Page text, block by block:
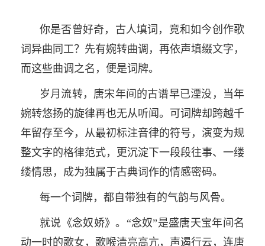
你是否曾好奇，古人填词，竟和如今创作歌
词异曲同工？先有婉转曲调，再依声填缀文字，
而这些曲调之名，便是词牌。
岁月流转，唐宋年间的古谱早已湮没，当年
婉转悠扬的旋律再也无从听闻。可词牌却跨越千
年留存至今，从最初标注音律的符号，演变为规
整文字的格律范式，更沉淀下一段段往事、一缕
缕情思，成为独属于古典词作的情感密码。
每一个词牌，都自带独有的气韵与风骨。
就说《念奴娇》。“念奴”是盛唐天宝年间名
动一时的歌女，歌喉清亮高亢，声遏行云，连唐